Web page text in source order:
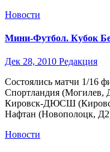
Новости
Мини-Футбол. Кубок
Дек 28, 2010 Редакция
Состоялись матчи 1/16
Спортландия
Кировск-ДЮСШ
Нафтан (Новополоцк,
Новости